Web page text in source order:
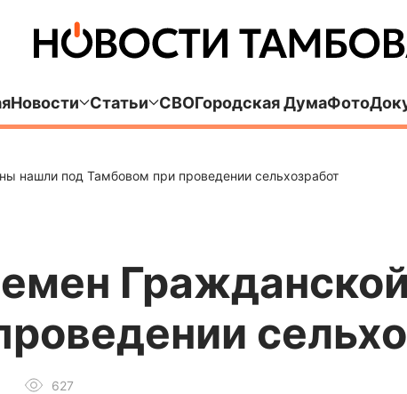
Новости Статьи СВОГородская ДумаФото
нашли под Тамбовом при проведении сельхозработ
627